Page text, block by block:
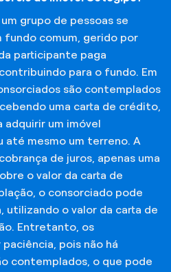
grupo de pessoas se
fundo comum, gerido por
participante paga
para o fundo. Em
são contemplados
uma carta de crédito,
adquirir um imóvel
até mesmo um terreno. A
de juros, apenas uma
o valor da carta de
o consorciado pode
utilizando o valor da carta de
Entretanto, os
pois não há
contemplados, o que pode